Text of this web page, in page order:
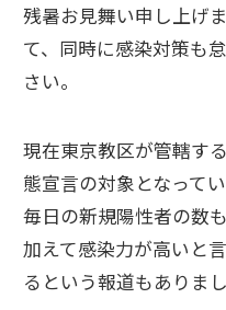
残暑お見舞い申し上げ
て、同時に感染対策も
さい。
現在東京教区が管轄す
態宣言の対象となって
毎日の新規陽性者の数
加えて感染力が高いと
るという報道もありまし